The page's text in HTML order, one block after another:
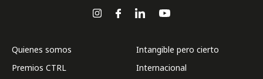
Quienes somos
Premios CTRL
Intangible pero cierto
Internacional